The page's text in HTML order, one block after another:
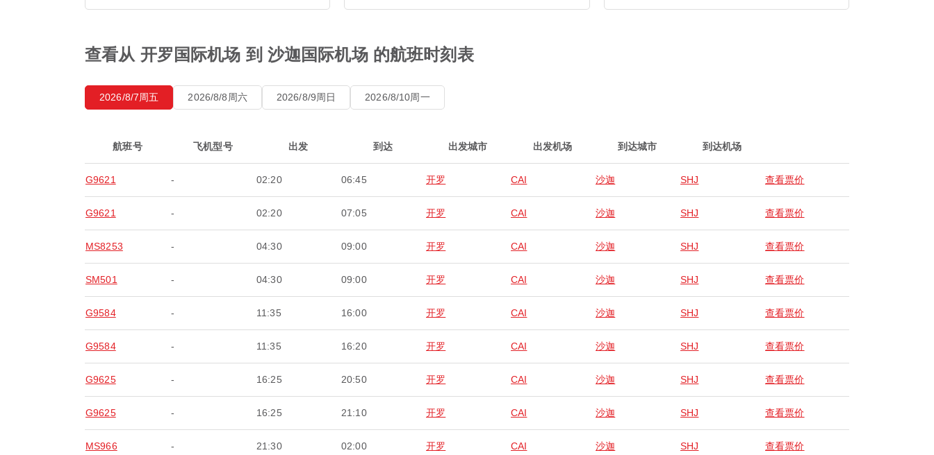
查看从 开罗国际机场 到 沙迦国际机场 的航班时刻表
2026/8/7周五 2026/8/8周六 2026/8/9周日 2026/8/10周一
航班号 飞机型号 出发 到达 出发城市 出发机场 到达城市 到达机场
G9621 - 02:20 06:45 开罗 CAI 沙迦 SHJ 查看票价
G9621 - 02:20 07:05 开罗 CAI 沙迦 SHJ 查看票价
MS8253 - 04:30 09:00 开罗 CAI 沙迦 SHJ 查看票价
SM501 - 04:30 09:00 开罗 CAI 沙迦 SHJ 查看票价
G9584 - 11:35 16:00 开罗 CAI 沙迦 SHJ 查看票价
G9584 - 11:35 16:20 开罗 CAI 沙迦 SHJ 查看票价
G9625 - 16:25 20:50 开罗 CAI 沙迦 SHJ 查看票价
G9625 - 16:25 21:10 开罗 CAI 沙迦 SHJ 查看票价
MS966 - 21:30 02:00 开罗 CAI 沙迦 SHJ 查看票价